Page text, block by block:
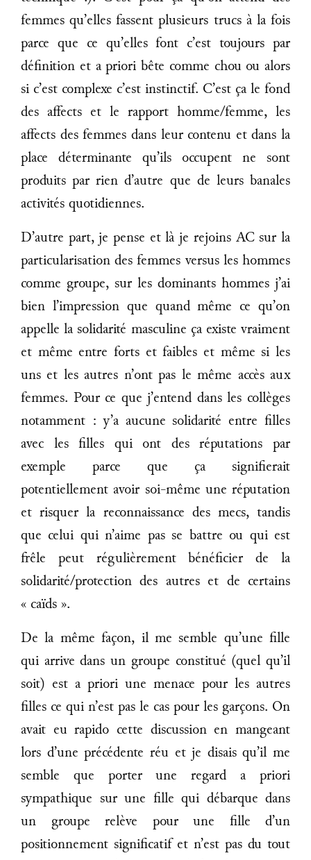
femmes qu’elles fassent plusieurs trucs à la fois
parce que ce qu’elles font c’est toujours par
définition et a priori bête comme chou ou alors
si c’est complexe c’est instinctif. C’est ça le fond
des affects et le rapport homme/femme, les
affects des femmes dans leur contenu et dans la
place déterminante qu’ils occupent ne sont
produits par rien d’autre que de leurs banales
activités quotidiennes.
D’autre part, je pense et là je rejoins AC sur la
particularisation des femmes versus les hommes
comme groupe, sur les dominants hommes j’ai
bien l’impression que quand même ce qu’on
appelle la solidarité masculine ça existe vraiment
et même entre forts et faibles et même si les
uns et les autres n’ont pas le même accès aux
femmes. Pour ce que j’entend dans les collèges
notamment : y’a aucune solidarité entre filles
avec les filles qui ont des réputations par
exemple parce que ça signifierait
potentiellement avoir soi-même une réputation
et risquer la reconnaissance des mecs, tandis
que celui qui n’aime pas se battre ou qui est
frêle peut régulièrement bénéficier de la
solidarité/protection des autres et de certains
« caïds ».
De la même façon, il me semble qu’une fille
qui arrive dans un groupe constitué (quel qu’il
soit) est a priori une menace pour les autres
filles ce qui n’est pas le cas pour les garçons. On
avait eu rapido cette discussion en mangeant
lors d’une précédente réu et je disais qu’il me
semble que porter une regard a priori
sympathique sur une fille qui débarque dans
un groupe relève pour une fille d’un
positionnement significatif et n’est pas du tout